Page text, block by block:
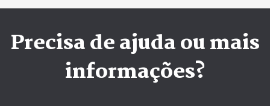
Precisa de ajuda ou mais
informações?